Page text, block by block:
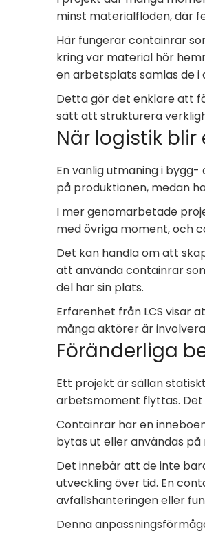
minst materialflöden, där
Här fungerar containrar
kring var material hör
en arbetsplats samlas de i
Detta gör det enklare att
sätt att strukturera
När logistik
En vanlig utmaning i
på produktionen, medan
I mer genomarbetade
med övriga moment, och
Det kan handla om att
att använda containrar
del har sin plats.
Erfarenhet från LCS visar
många aktörer är
Föränderliga
Ett projekt är sällan
arbetsmoment flyttas. Det
Containrar har en
bytas ut eller användas
Det innebär att de inte
utveckling över tid. En
avfallshanteringen eller
Denna